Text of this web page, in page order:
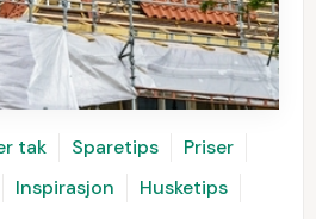
tak Sparetips
Priser
Inspirasjon
Husketips